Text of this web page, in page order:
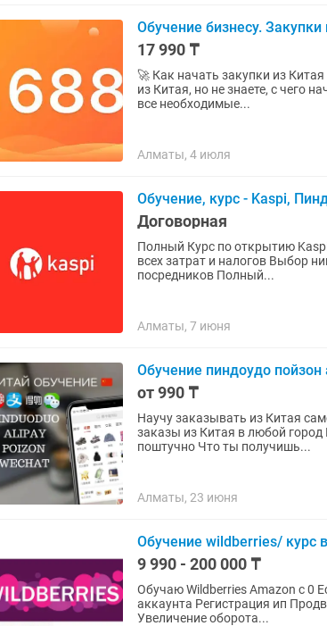
Обучение бизнесу. Закупки
17 990 ₸
🚀 Как начать закупки из Китая и
из Китая, но не знаете, с чего
все необходимые...
Алматы, 4 июля
Обучение, курс - Kaspi,
Договорная
Полный Курс по открытию Kaspi магазина в
всех затрат и налогов Выбор ниши; Анализ конкурентов; Закуп товара напрямую с Китая без
посредников Полный...
Алматы, 7 июня
Обучение пиндоудо пойзон
от 990 ₸
Научу заказывать из Китая
заказы из Китая в любой
поштучно Что ты получишь...
Алматы, 23 июня
Обучение wildberries/ курс
9 990 - 200 000 ₸
Обучаю Wildberries Amazon с 0 Есть свое карго для заказа с Китая Открытие ип Создание
аккаунта Регистрация ип Продвижение
Увеличение оборота...